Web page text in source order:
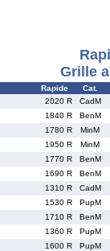
Grille
Rapide
Cat.
2020 R
CadM
1840 R
BenM
1780 R
MinM
1950 R
MinM
1770 R
BenM
1690 R
BenM
1310 R
CadM
1530 R
PupM
1710 R
BenM
1360 R
PupM
1600 R
PupM